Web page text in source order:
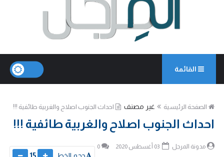
القائمة
الصفحة الرئيسية غير مصنف احداث الجنوب اصلاح والغربية طائفية !!!
احداث الجنوب اصلاح والغربية طائفية !!!
مدونة المرجل 0